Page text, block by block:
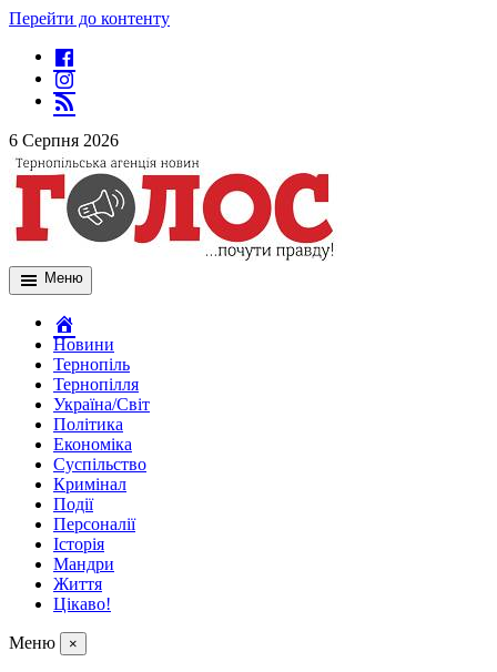
Перейти до контенту
6 Серпня 2026
Меню
Новини
Тернопіль
Тернопілля
Україна/Світ
Політика
Економіка
Суспільство
Кримінал
Події
Персоналії
Історія
Мандри
Життя
Цікаво!
Меню ×